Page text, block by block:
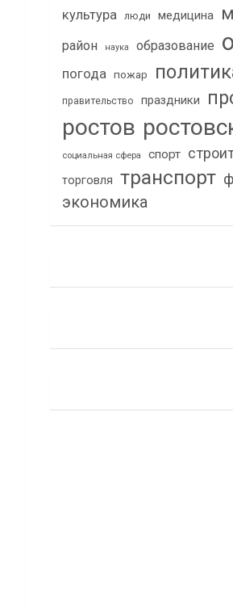
культура люди медицина
район
наука образование
погода пожар
правительство праздники
ростов
социальная сфера спорт
торговля транспорт
экономика